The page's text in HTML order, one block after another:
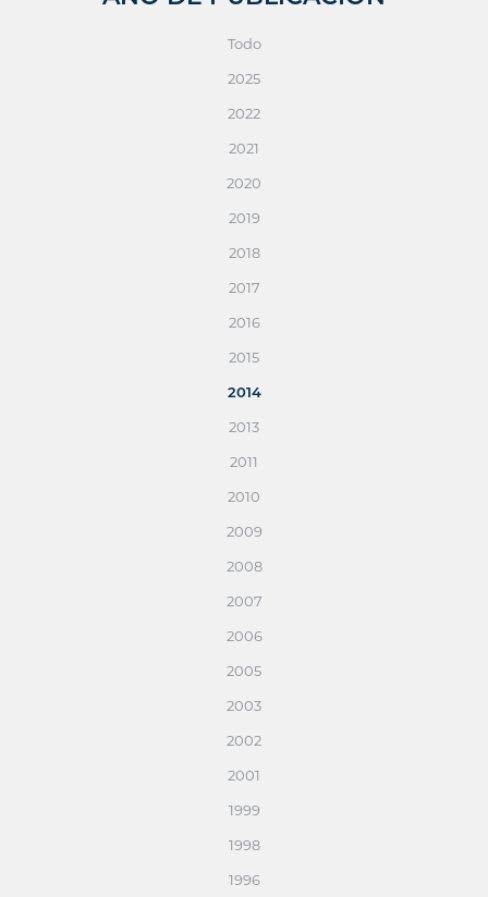
Todo
2025
2022
2021
2020
2019
2018
2017
2016
2015
2014
2013
2011
2010
2009
2008
2007
2006
2005
2003
2002
2001
1999
1998
1996